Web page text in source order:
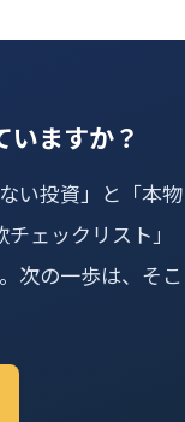
いますか？
い投資」と「本物
ェックリスト」
次の一歩は、そこ